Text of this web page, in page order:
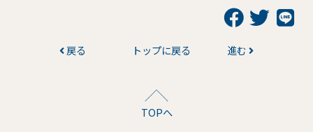
戻る トップに戻る 進む
TOPへ